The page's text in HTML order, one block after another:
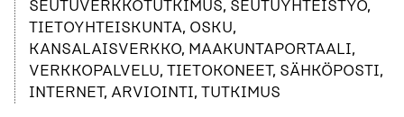
SEUTUVERKKOTUTKIMUS, SEUTUYHTEISTYÖ,
TIETOYHTEISKUNTA, OSKU,
KANSALAISVERKKO, MAAKUNTAPORTAALI,
VERKKOPALVELU, TIETOKONEET, SÄHKÖPOSTI,
INTERNET, ARVIOINTI, TUTKIMUS